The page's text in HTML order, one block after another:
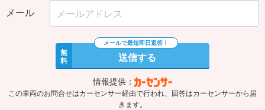
メール
無
料 送信する
情報提供：
この車両のお問合せはカーセンサー経由で行われ、回答はカーセンサーから届
きます。